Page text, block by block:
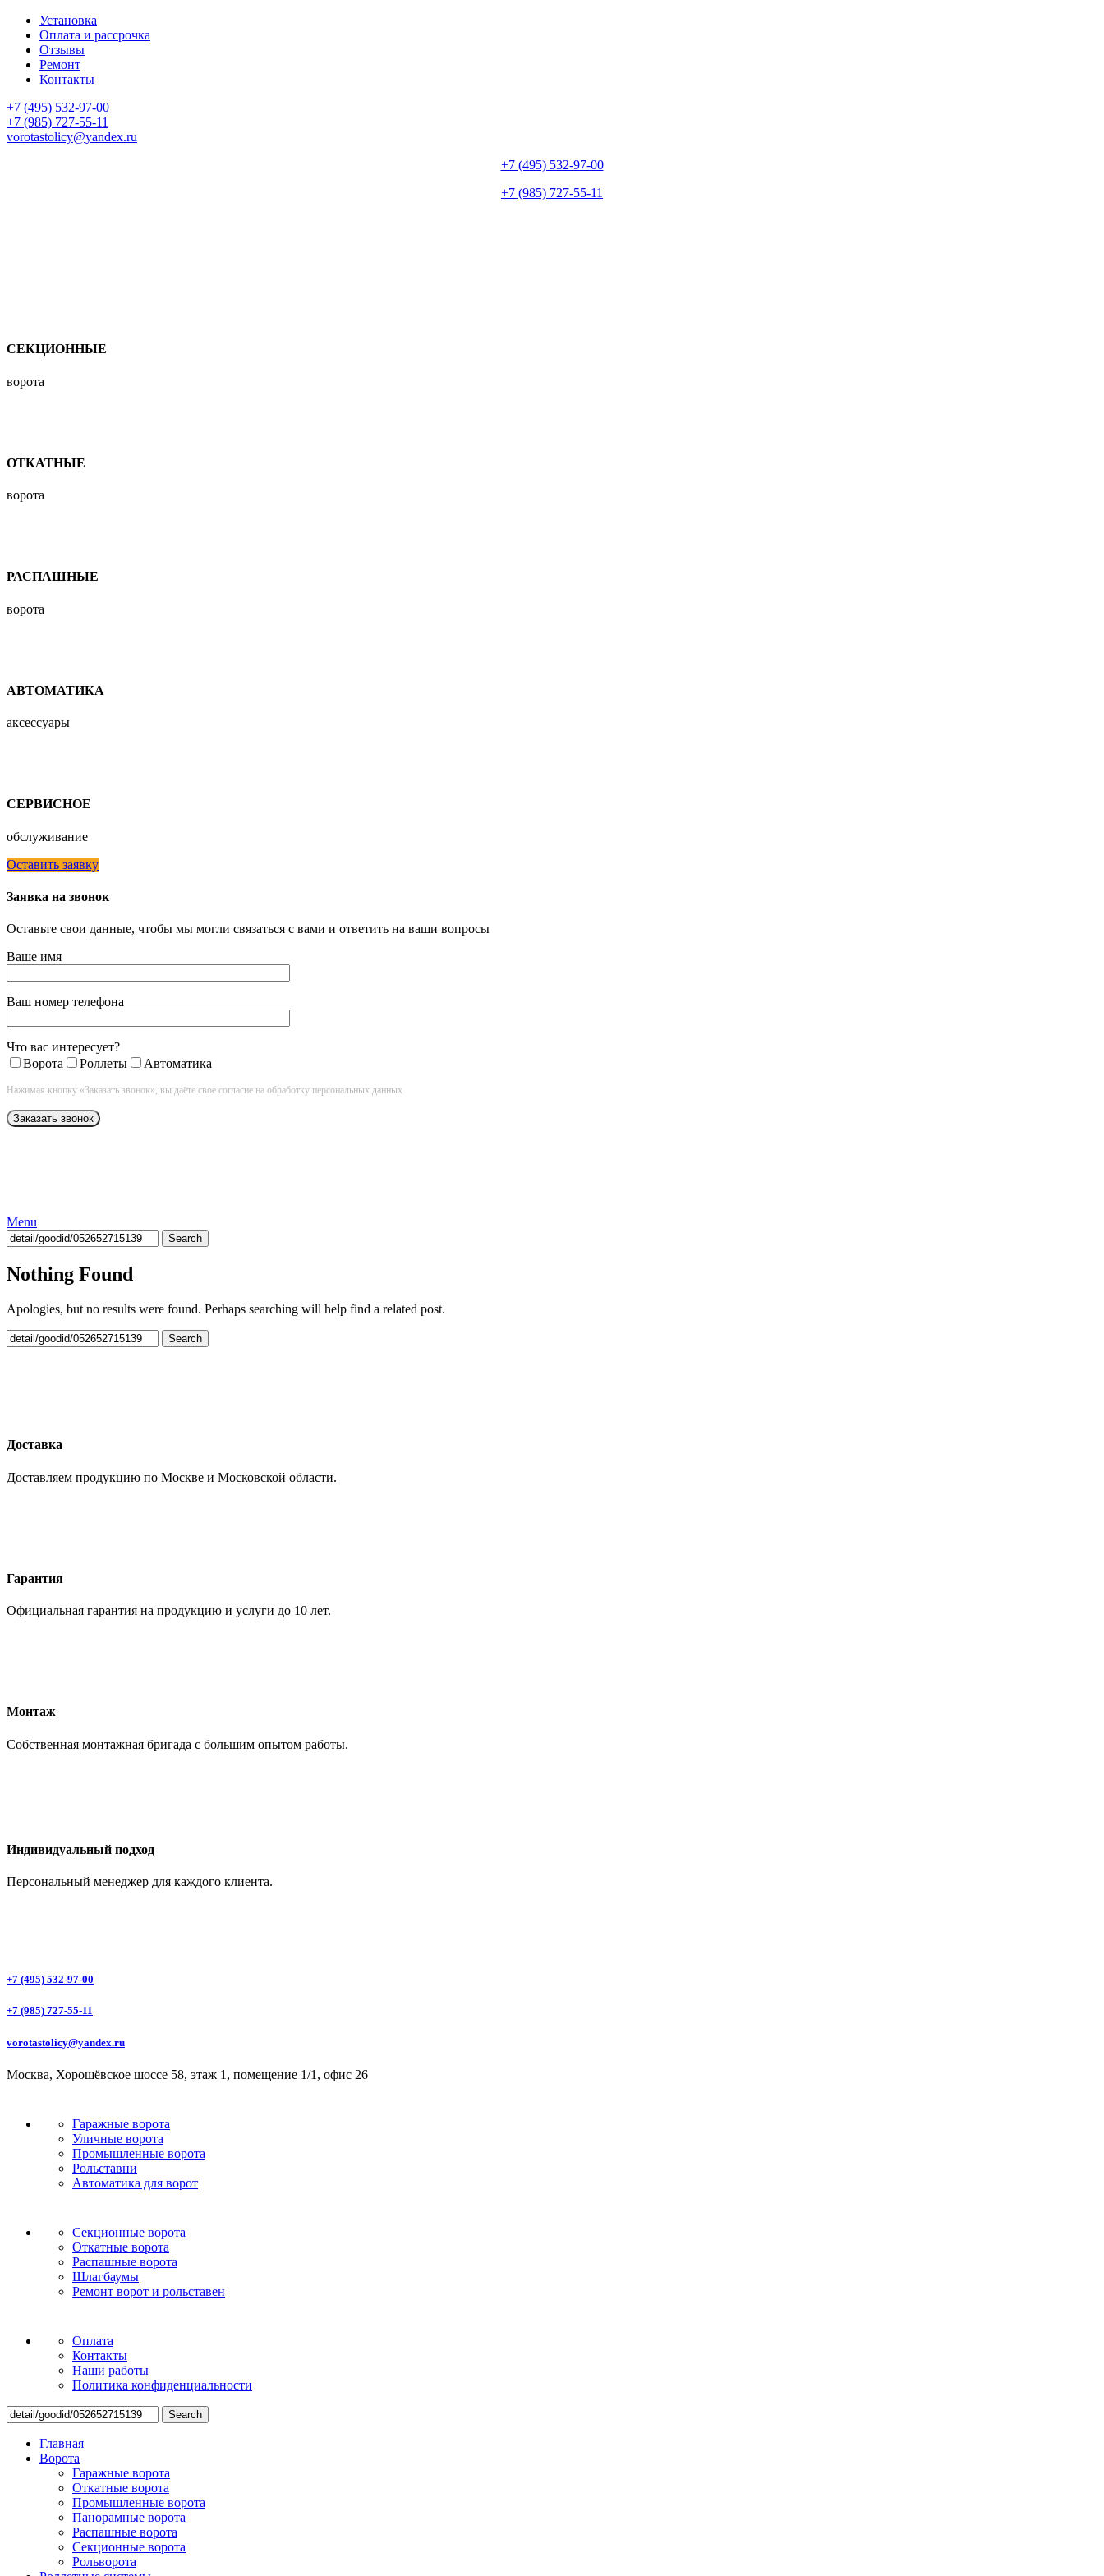
Установка
Оплата и рассрочка
Отзывы
Ремонт
Контакты
+7 (495) 532-97-00
+7 (985) 727-55-11
vorotastolicy@yandex.ru
+7 (495) 532-97-00
+7 (985) 727-55-11
СЕКЦИОННЫЕ
ворота
ОТКАТНЫЕ
ворота
РАСПАШНЫЕ
ворота
АВТОМАТИКА
аксессуары
СЕРВИСНОЕ
обслуживание
Оставить заявку
Заявка на звонок
Оставьте свои данные, чтобы мы могли связаться с вами и ответить на ваши вопросы
Ваше имя
Ваш номер телефона
Что вас интересует?
Ворота
Роллеты Автоматика
Нажимая кнопку «Заказать звонок», вы даёте свое согласие на обработку персональных данных
Menu
Search
Nothing Found
Apologies, but no results were found. Perhaps searching will help find a related post.
Search
Доставка
Доставляем продукцию по Москве и Московской области.
Гарантия
Официальная гарантия на продукцию и услуги до 10 лет.
Монтаж
Собственная монтажная бригада с большим опытом работы.
Индивидуальный подход
Персональный менеджер для каждого клиента.
+7 (495) 532-97-00
+7 (985) 727-55-11
vorotastolicy@yandex.ru
Москва, Хорошёвское шоссе 58, этаж 1, помещение 1/1, офис 26
Гаражные ворота
Уличные ворота
Промышленные ворота
Рольставни
Автоматика для ворот
Секционные ворота
Откатные ворота
Распашные ворота
Шлагбаумы
Ремонт ворот и рольставен
Оплата
Контакты
Наши работы
Политика конфиденциальности
Search
Главная
Ворота
Гаражные ворота
Откатные ворота
Промышленные ворота
Панорамные ворота
Распашные ворота
Секционные ворота
Рольворота